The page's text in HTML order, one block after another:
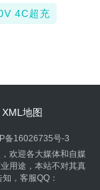
4C超充
XML地图
备16026735号-3
欢迎各大媒体和自媒
用途，本站不对其真
，客服QQ：